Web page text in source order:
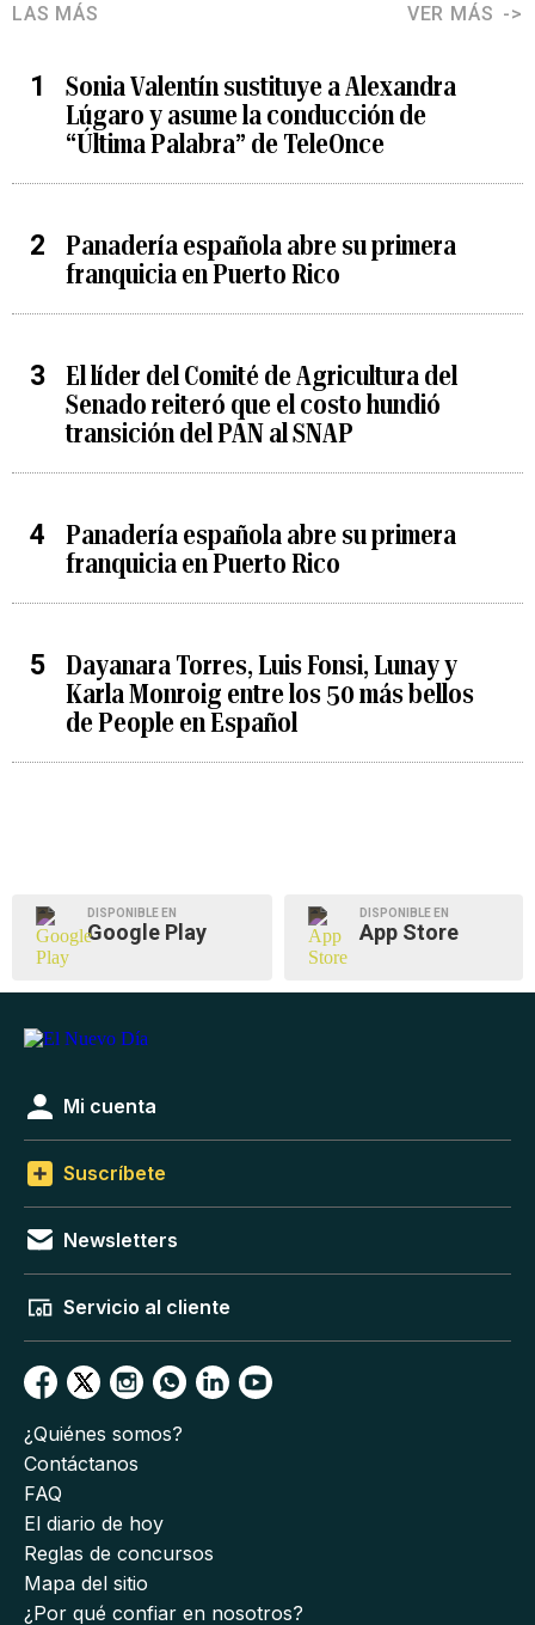
LAS MÁS VER MÁS
Sonia Valentín sustituye a Alexandra
Lúgaro y asume la conducción de
“Última Palabra” de TeleOnce
Panadería española abre su primera
franquicia en Puerto Rico
El líder del Comité de Agricultura del
Senado reiteró que el costo hundió
transición del PAN al SNAP
Panadería española abre su primera
franquicia en Puerto Rico
Dayanara Torres, Luis Fonsi, Lunay y
Karla Monroig entre los 50 más bellos
de People en Español
DISPONIBLE EN
Google Play
DISPONIBLE EN
App Store
Mi cuenta
Suscríbete
Newsletters
Servicio al cliente
¿Quiénes somos?
Contáctanos
FAQ
El diario de hoy
Reglas de concursos
Mapa del sitio
¿Por qué confiar en nosotros?